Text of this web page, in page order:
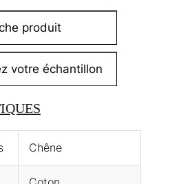
produit
votre échantillon
Chêne